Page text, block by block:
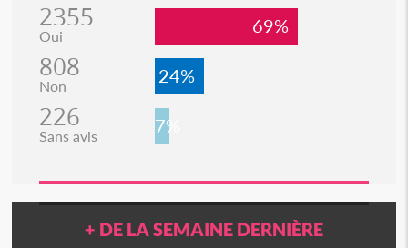
2355
Oui 69%
808
Non 24%
226
Sans avis 7%
+ DE LA SEMAINE DERNIÈRE